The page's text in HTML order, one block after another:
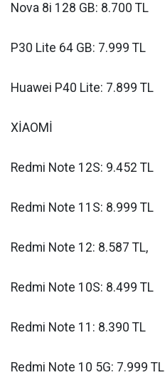
Nova 8i 128 GB: 8.700 TL
P30 Lite 64 GB: 7.999 TL
Huawei P40 Lite: 7.899 TL
XİAOMİ
Redmi Note 12S: 9.452 TL
Redmi Note 11S: 8.999 TL
Redmi Note 12: 8.587 TL,
Redmi Note 10S: 8.499 TL
Redmi Note 11: 8.390 TL
Redmi Note 10 5G: 7.999 TL